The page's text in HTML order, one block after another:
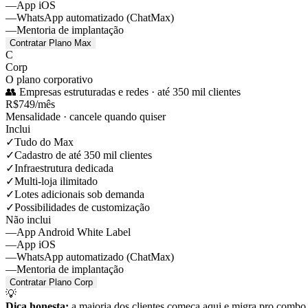
—App iOS
—WhatsApp automatizado (ChatMax)
—Mentoria de implantação
Contratar Plano Max
C
Corp
O plano corporativo
👥 Empresas estruturadas e redes · até 350 mil clientes
R$749/mês
Mensalidade · cancele quando quiser
Inclui
✓Tudo do Max
✓Cadastro de até 350 mil clientes
✓Infraestrutura dedicada
✓Multi-loja ilimitado
✓Lotes adicionais sob demanda
✓Possibilidades de customização
Não inclui
—App Android White Label
—App iOS
—WhatsApp automatizado (ChatMax)
—Mentoria de implantação
Contratar Plano Corp
💡